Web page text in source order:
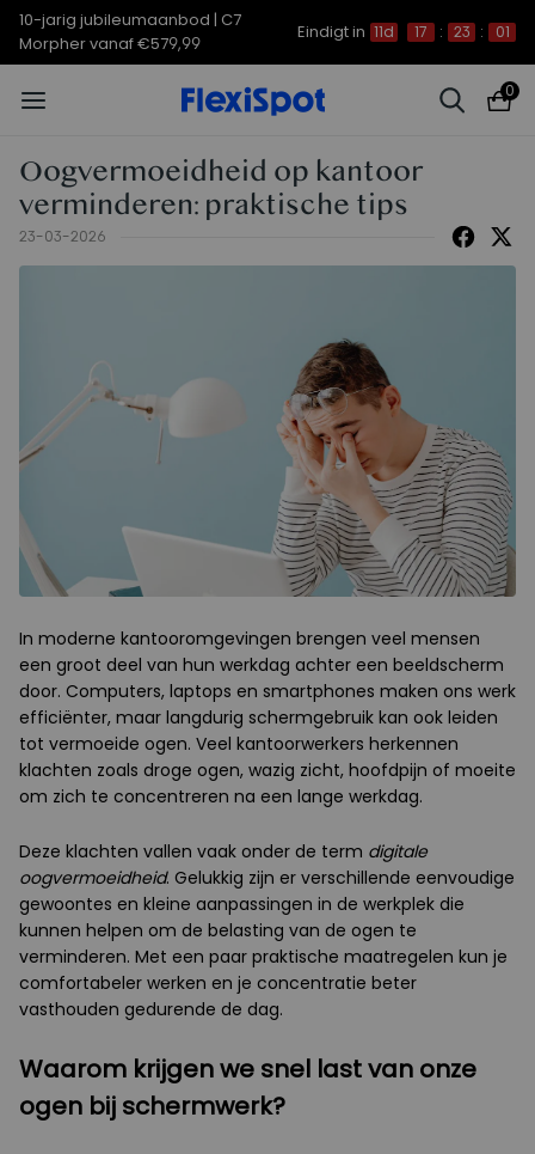
10-jarig jubileumaanbod | C7
Morpher vanaf €579,99
Eindigt in 11d 17 : 23 : 00
0
Oogvermoeidheid op kantoor
verminderen: praktische tips
23-03-2026
In moderne kantooromgevingen brengen veel mensen
een groot deel van hun werkdag achter een beeldscherm
door. Computers, laptops en smartphones maken ons werk
efficiënter, maar langdurig schermgebruik kan ook leiden
tot vermoeide ogen. Veel kantoorwerkers herkennen
klachten zoals droge ogen, wazig zicht, hoofdpijn of moeite
om zich te concentreren na een lange werkdag.
Deze klachten vallen vaak onder de term digitale
oogvermoeidheid. Gelukkig zijn er verschillende eenvoudige
gewoontes en kleine aanpassingen in de werkplek die
kunnen helpen om de belasting van de ogen te
verminderen. Met een paar praktische maatregelen kun je
comfortabeler werken en je concentratie beter
vasthouden gedurende de dag.
Waarom krijgen we snel last van onze
ogen bij schermwerk?